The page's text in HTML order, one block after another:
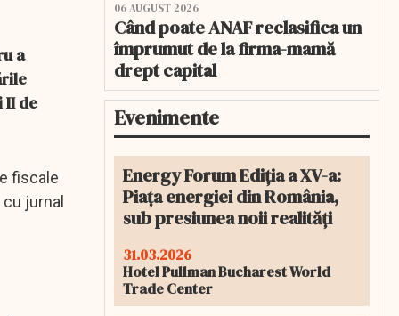
a
II de
fiscale
jurnal
06 AUGUST 2026
Când poate ANAF reclasifica un
împrumut de la firma-mamă
drept capital
Evenimente
Energy Forum Ediția a XV-a:
Piața energiei din România,
sub presiunea noii realități
31.03.2026
Hotel Pullman Bucharest World
Trade Center